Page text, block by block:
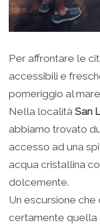
Per affrontare le
accessibili e
pomeriggio al
Nella località San
abbiamo trovato
accesso ad una
acqua cristallina
dolcemente.
Un escursione che
certamente quella